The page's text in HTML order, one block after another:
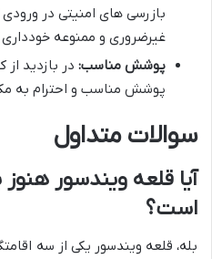
بازرسی های امنیتی در
غیرضروری و ممنوعه
پوشش مناسب: در بازدید
پوشش مناسب و احترام به
سوالات متداول
آیا قلعه ویندسور
است؟
بله، قلعه ویندسور یکی از سه